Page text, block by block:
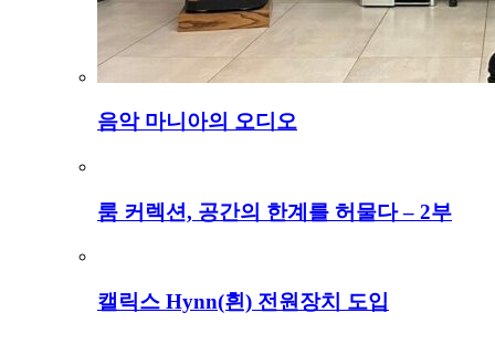
음악 마니아의 오디오
룸 커렉션, 공간의 한계를 허물다 – 2부
캘릭스 Hynn(흰) 전원장치 도입